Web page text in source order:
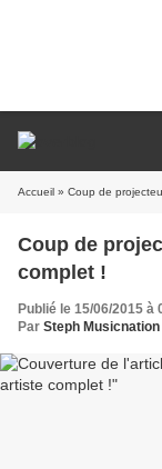
Accueil » Coup de
Coup de
complet !
Publié le 15/06/2015 à
Par Steph Musicnation